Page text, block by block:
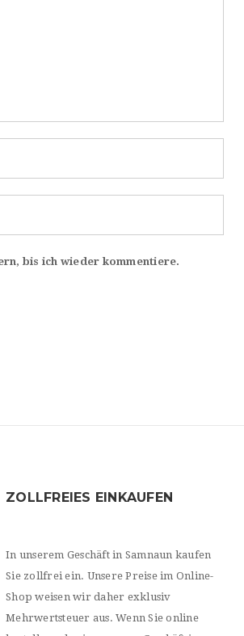
bis ich wieder kommentiere.
ZOLLFREIES EINKAUFEN
In unserem Geschäft in Samnaun kaufen
Sie zollfrei ein. Unsere Preise im Online-
Shop weisen wir daher exklusiv
Mehrwertsteuer aus. Wenn Sie online